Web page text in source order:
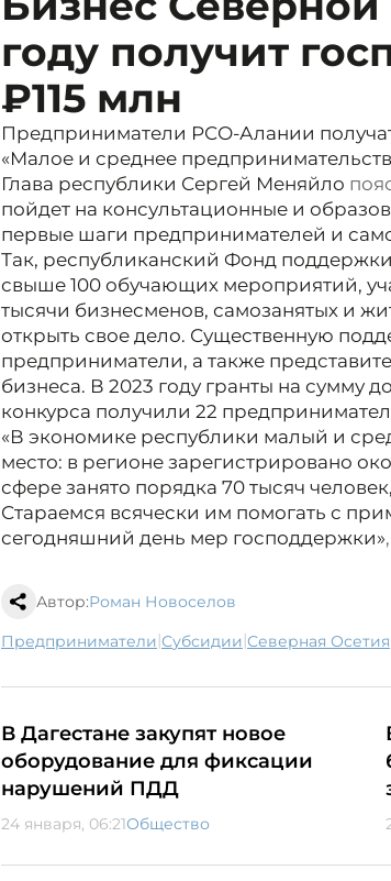
году получит
₽115 млн
Предприниматели РСО-Алании
«Малое и среднее
Глава республики Сергей Меняйло
пойдет на консультационные и
первые шаги предпринимателей и
Так, республиканский Фонд
свыше 100 обучающих мероприятий,
тысячи бизнесменов, самозанятых и
открыть свое дело. Существенную
предприниматели, а также
бизнеса. В 2023 году гранты на сумму
конкурса получили 22
«В экономике республики малый и
место: в регионе зарегистрировано
сфере занято порядка 70 тысяч
Стараемся всячески им помогать с
сегодняшний день мер господдержки»
Автор:Роман Новоселов
предприниматели| субсидии| Северная Осетия
В Дагестане закупят новое
оборудование для фиксации
нарушений ПДД
24 января, 06:21Общество